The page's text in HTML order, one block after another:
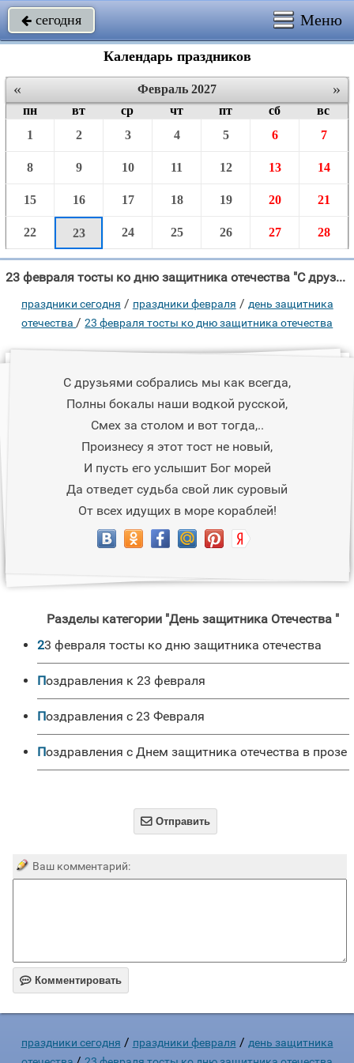
 сегодня Меню
Календарь праздников
« »
Февраль 2027
пн
вт ср чт пт сб
вс
1
2 3 4 5 6 7
8 9 10 11 12 13 14
15 16 17 18 19 20 21
22 23 24 25 26 27 28
23 февраля тосты ко дню защитника отечества "С друзьями собрались мы как всегда, Полны бокалы наши водкой русской, Смех за"
праздники сегодня / праздники февраля / день защитника
отечества /23 февраля тосты ко дню защитника отечества
С друзьями собрались мы как всегда,
Полны бокалы наши водкой русской,
Смех за столом и вот тогда,..
Произнесу я этот тост не новый,
И пусть его услышит Бог морей
Да отведет судьба свой лик суровый
От всех идущих в море кораблей!
Разделы категории "День защитника Отечества "
23 февраля тосты ко дню защитника отечества
Поздравления к 23 февраля
Поздравления с 23 Февраля
Поздравления с Днем защитника отечества в прозе
 Отправить
Ваш комментарий:
 Комментировать
праздники сегодня / праздники февраля / день защитника